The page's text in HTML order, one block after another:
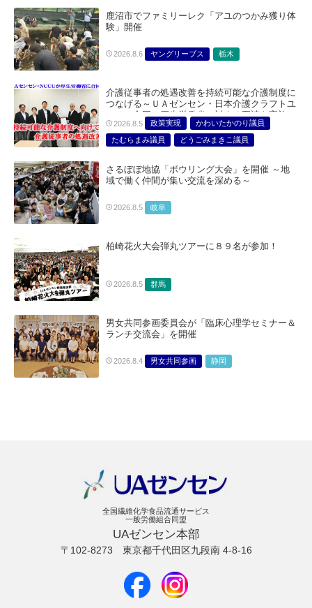
鹿沼市でファミリーレク「アユのつかみ獲り体
験」開催
2026.8.6 ヤングリーブス 栃木
介護従事者の処遇改善を持続可能な介護制度に
つなげる～ＵＡゼンセン・日本介護クラフトユ
ニオン合同で厚生労働省に対する要請を実施～
2026.8.5 政策実現
かわいたかのり議員
たむらまみ議員
どうごみまきこ議員
さるぼぼ地協「ボウリング大会」を開催 ～地
域で働く仲間が集い交流を深める～
2026.8.5 岐阜
柏崎花火大会弾丸ツアーに８９名が参加！
2026.8.5 群馬
男女共同参画委員会が「臨床心理学セミナー＆
ランチ交流会」を開催
2026.8.4 男女共同参画 静岡
全国繊維化学食品流通サービス
一般労働組合同盟
UAゼンセン本部
〒102-8273 東京都千代田区九段南 4-8-16